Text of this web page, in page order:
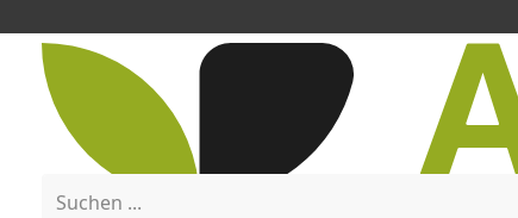
Menü
Suchen ...